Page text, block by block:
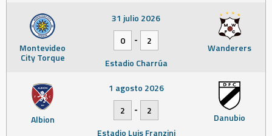
Montevideo
City Torque
Wanderers
31 julio 2026
0
-
2
Estadio Charrúa
Albion Danubio
1 agosto 2026
2
-
2
Estadio Luis Franzini